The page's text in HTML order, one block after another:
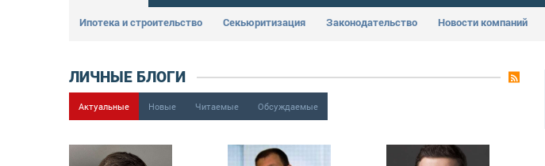
Ипотека и строительство Секьюритизация Законодательство Новости компаний
ЛИЧНЫЕ БЛОГИ
Актуальные Новые Читаемые Обсуждаемые